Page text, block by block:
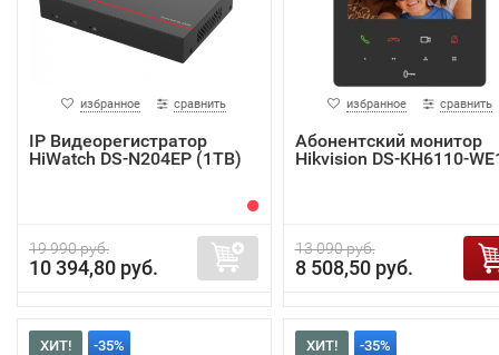
избранное сравнить
IP Видеорегистратор
HiWatch DS-N204EP (1TB)
19 990 руб.
10 394,80 руб.
избранное сравнить
Абонентский монитор
Hikvision DS-KH6110-
13 090 руб.
8 508,50 руб.
ХИТ! -35% ХИТ! -35%